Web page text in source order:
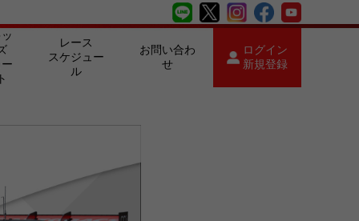
ー
ト
レース
スケジュー
ル
お問い合わ
せ
ログイン
新規登録